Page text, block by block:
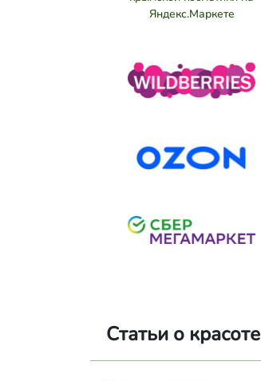
Статьи о красоте